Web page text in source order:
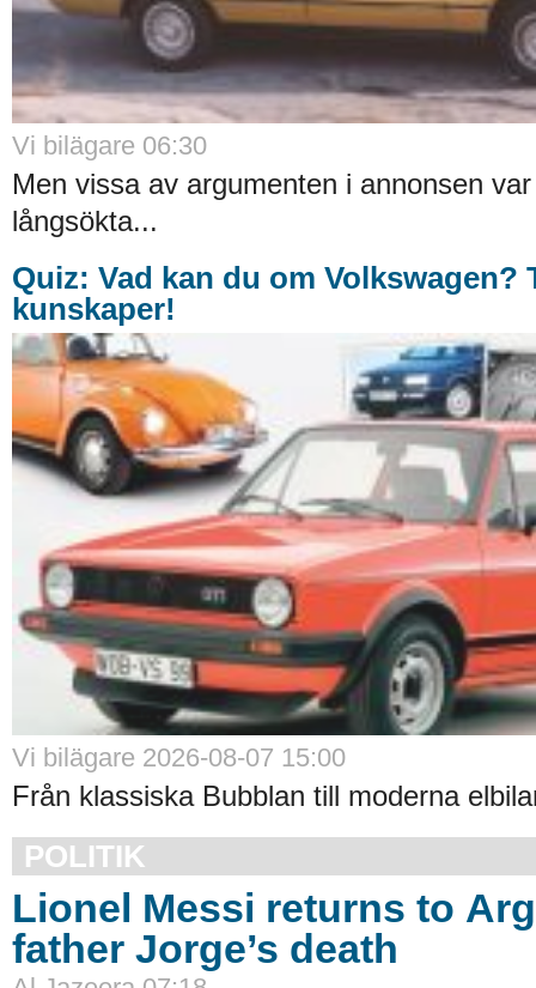
Vi bilägare 06:30
Men vissa av argumenten i annonsen
långsökta...
Quiz: Vad kan du om Volkswagen?
kunskaper!
Vi bilägare 2026-08-07 15:00
Från klassiska Bubblan till moderna
POLITIK
Lionel Messi returns to
father Jorge’s death